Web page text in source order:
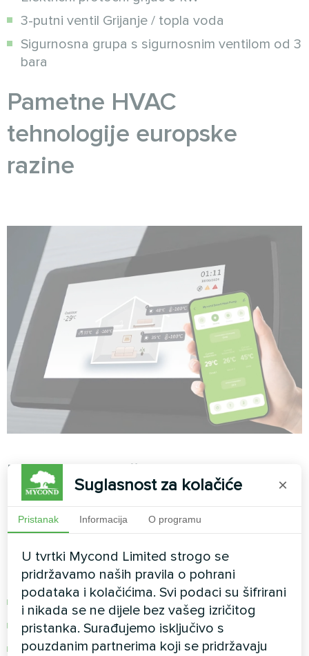
3-putni ventil Grijanje / topla voda
Sigurnosna grupa s sigurnosnim ventilom od 3
bara
Pametne HVAC
tehnologije europske
razine
Pametna logička kontrola
ovisno o vremenskim uvjetima
Inteligentni algoritmi
temperaturu i automatski prilagođavaju radne
parametre:
Ušteda energije u toplim danima
Predgrijavanje prije hladnog vremena
Optimizacija krivulje grijanja
Suglasnost za kolačiće ×
Pristanak Informacija O programu
U tvrtki Mycond Limited strogo se
pridržavamo naših pravila o pohrani
podataka i kolačićima. Svi podaci su šifrirani
i nikada se ne dijele bez vašeg izričitog
pristanka. Surađujemo isključivo s
pouzdanim partnerima koji se pridržavaju